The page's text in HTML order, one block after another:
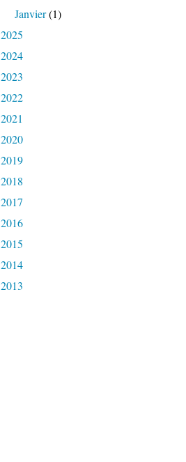
Janvier(1)
2025
2024
2023
2022
2021
2020
2019
2018
2017
2016
2015
2014
2013